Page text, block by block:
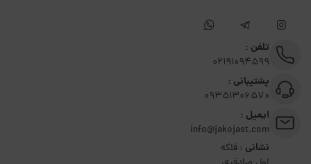
تلفن :
02191094599
پشتیبانی :
09351306570
ایمیل :
info@jakojast.com
نشانی :فلکه